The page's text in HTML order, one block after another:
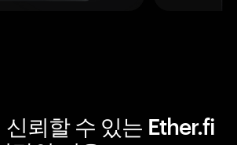
뢰할 수 있는 Ether.fi